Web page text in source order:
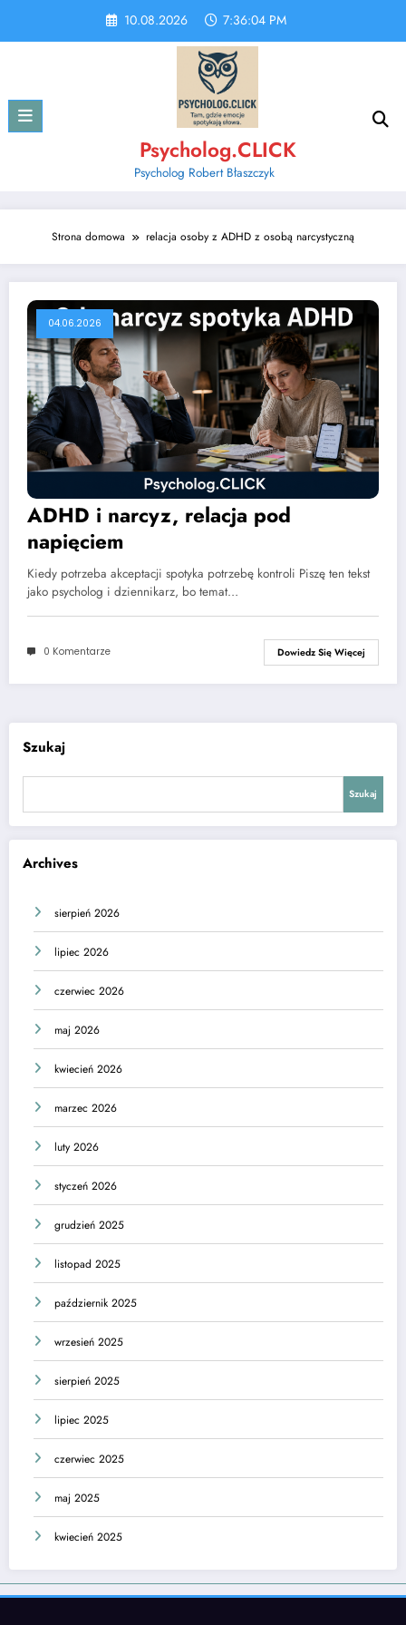
content
10.08.2026 7:36:04 PM
Psycholog.CLICK
Psycholog Robert Błaszczyk
Strona domowa relacja osoby z ADHD z osobą narcystyczną
04.06.2026
ADHD i narcyz, relacja pod
napięciem
Kiedy potrzeba akceptacji spotyka potrzebę kontroli Piszę ten tekst
jako psycholog i dziennikarz, bo temat…
0 Komentarze Dowiedz Się Więcej
Szukaj
Szukaj
Archives
sierpień 2026
lipiec 2026
czerwiec 2026
maj 2026
kwiecień 2026
marzec 2026
luty 2026
styczeń 2026
grudzień 2025
listopad 2025
październik 2025
wrzesień 2025
sierpień 2025
lipiec 2025
czerwiec 2025
maj 2025
kwiecień 2025